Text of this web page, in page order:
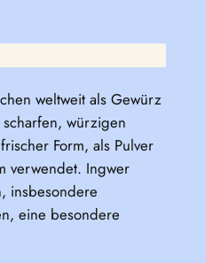
weltweit als Gewürz
würzigen
Form, als Pulver
verwendet. Ingwer
insbesondere
eine besondere